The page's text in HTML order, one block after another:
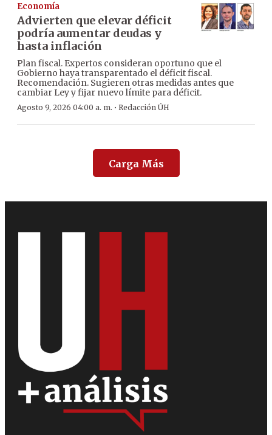
Economía
Advierten que elevar déficit
podría aumentar deudas y
hasta inflación
Plan fiscal. Expertos consideran oportuno que el
Gobierno haya transparentado el déficit fiscal.
Recomendación. Sugieren otras medidas antes que
cambiar Ley y fijar nuevo límite para déficit.
Agosto 9, 2026 04:00 a. m. · Redacción ÚH
Carga Más